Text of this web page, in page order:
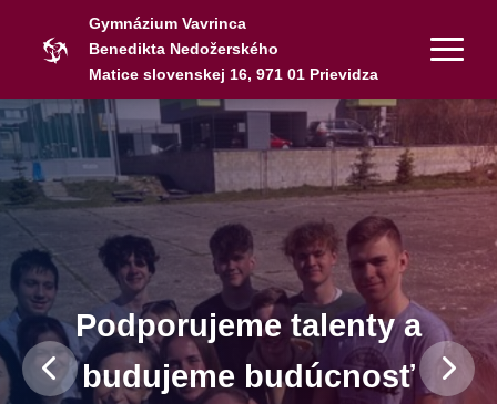
Gymnázium Vavrinca
Benedikta Nedožerského
Matice slovenskej 16, 971 01 Prievidza
Podporujeme talenty a
budujeme budúcnosť